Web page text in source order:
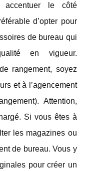
le côté
d’opter pour
de bureau qui
en vigueur.
rangement, soyez
et à l’agencement
Attention,
Si vous êtes à
les magazines ou
de bureau. Vous y
pour créer un